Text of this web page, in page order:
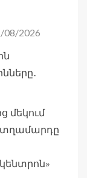
08/2026
մեկում
տղամարդը